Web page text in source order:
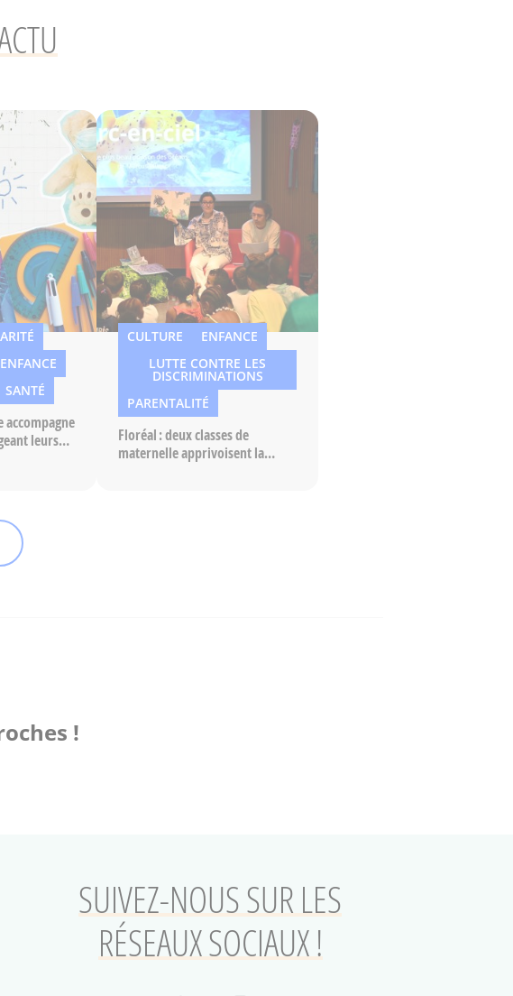
ENFANCE
SANTÉ
accompagne
leurs
CULTURE
ENFANCE
LUTTE CONTRE LES
DISCRIMINATIONS
PARENTALITÉ
Floréal : deux classes de
maternelle apprivoisent la
!
SUIVEZ-NOUS SUR LES
RÉSEAUX SOCIAUX !